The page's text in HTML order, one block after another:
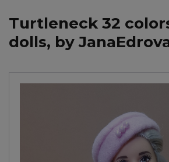
Turtleneck 32
dolls, by